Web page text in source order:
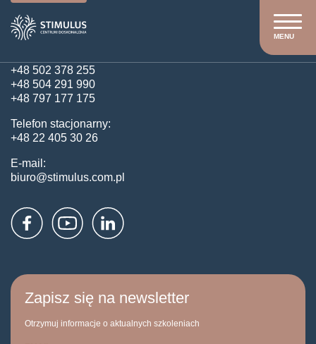
MENU
Kontakt
+48 502 378 255
+48 504 291 990
+48 797 177 175
Telefon stacjonarny:
+48 22 405 30 26
E-mail:
biuro@stimulus.com.pl
Zapisz się na newsletter
Otrzymuj informacje o aktualnych szkoleniach